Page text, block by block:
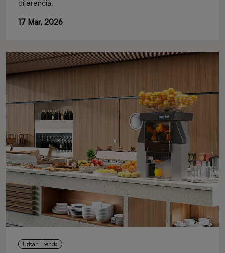
diferencia.
17 Mar, 2026
Urban Trends